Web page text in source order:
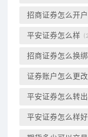
招商证券怎么开户
平安证券怎么样
招商证券怎么换
证券账户怎么更
平安证券怎么转
平安证券怎么样